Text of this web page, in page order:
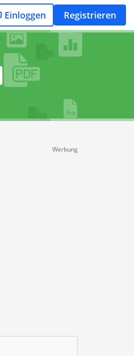
Einloggen Registrieren
Werbung